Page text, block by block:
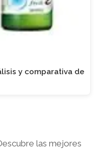
y comparativa de
las mejores